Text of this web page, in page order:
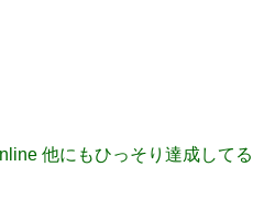
他にもひっそり達成してる